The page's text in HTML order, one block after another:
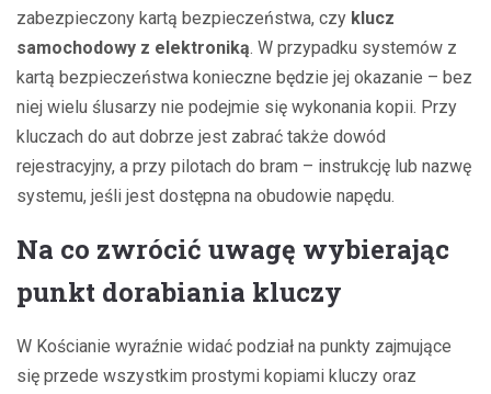
zabezpieczony kartą bezpieczeństwa, czy klucz
samochodowy z elektroniką. W przypadku systemów z
kartą bezpieczeństwa konieczne będzie jej okazanie – bez
niej wielu ślusarzy nie podejmie się wykonania kopii. Przy
kluczach do aut dobrze jest zabrać także dowód
rejestracyjny, a przy pilotach do bram – instrukcję lub nazwę
systemu, jeśli jest dostępna na obudowie napędu.
Na co zwrócić uwagę wybierając
punkt dorabiania kluczy
W Kościanie wyraźnie widać podział na punkty zajmujące
się przede wszystkim prostymi kopiami kluczy oraz